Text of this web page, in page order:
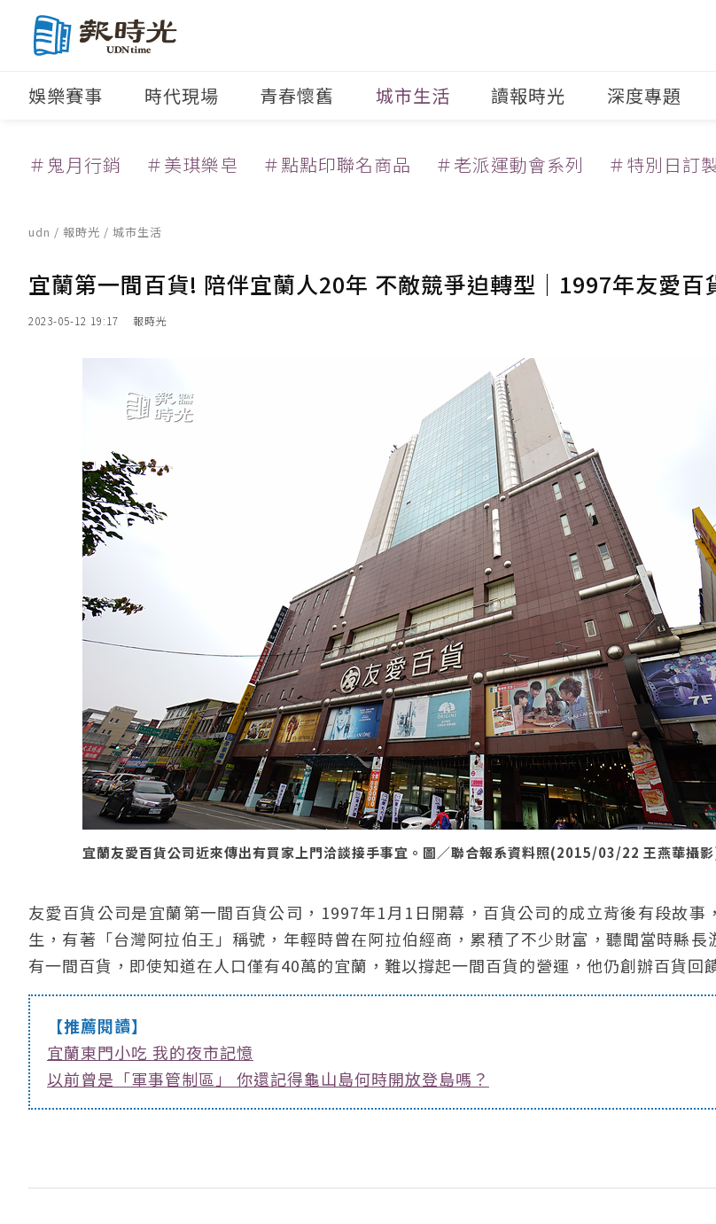
娛樂賽事 時代現場 青春懷舊 城市生活 讀報時光 深度專題
＃鬼月行銷 ＃美琪樂皂 ＃點點印聯名商品 ＃老派運動會系列 ＃特別日訂
udn / 報時光 / 城市生活
宜蘭第一間百貨! 陪伴宜蘭人20年 不敵競爭迫轉型｜1997年友愛百
2023-05-12 19:17 報時光
宜蘭友愛百貨公司近來傳出有買家上門洽談接手事宜。圖／聯合報系資料照(2015/03/22 王燕華攝
友愛百貨公司是宜蘭第一間百貨公司，1997年1月1日開幕，百貨公司的成立背後有段故事
生，有著「台灣阿拉伯王」稱號，年輕時曾在阿拉伯經商，累積了不少財富，聽聞當時縣長
有一間百貨，即使知道在人口僅有40萬的宜蘭，難以撐起一間百貨的營運，他仍創辦百貨回
【推薦閱讀】
宜蘭東門小吃 我的夜市記憶
以前曾是「軍事管制區」 你還記得龜山島何時開放登島嗎？